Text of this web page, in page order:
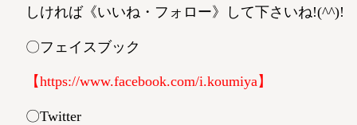
しければ《いいね・フォロー》して下さいね!(^^)!
〇フェイスブック
【https://www.facebook.com/i.koumiya】
〇Twitter